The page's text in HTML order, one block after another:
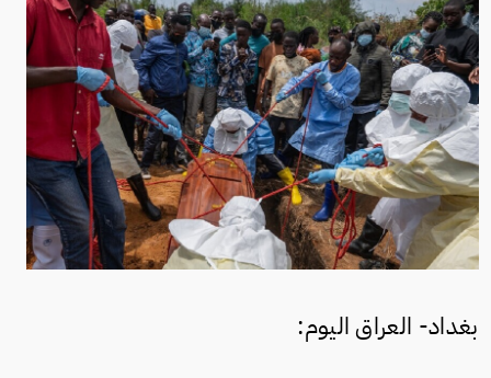
بغداد- العراق اليوم: